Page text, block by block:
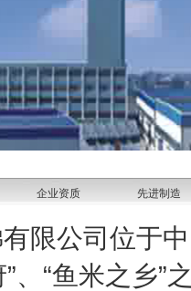
企业资质 先进制造
限公司位于
”、“鱼米之乡